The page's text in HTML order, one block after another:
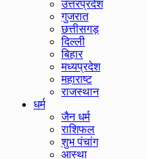
उत्तरप्रदेश
गुजरात
छत्तीसगड़
दिल्ली
बिहार
मध्यप्रदेश
महाराष्ट
राजस्थान
धर्म
जैन धर्म
राशिफल
शुभ पंचांग
आस्था